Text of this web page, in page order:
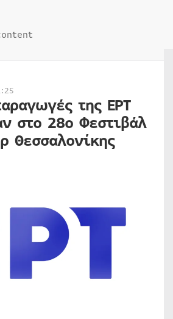
της ΕΡΤ
στο 28ο Φεστιβάλ
Θεσσαλονίκης